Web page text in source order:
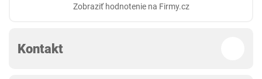
Zobraziť hodnotenie na Firmy.cz
Kontakt